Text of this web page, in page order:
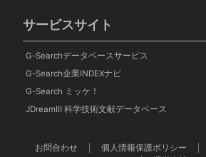
サービスサイト
G-Searchデータベースサービス
G-Search企業INDEXナビ
G-Search ミッケ！
JDreamⅢ 科学技術文献データベース
お問合わせ 個人情報保護ポリシー